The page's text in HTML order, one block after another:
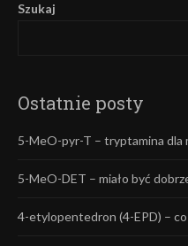
Szukaj
Ostatnie posty
5-MeO-pyr-T – tryptamina dla
5-MeO-DET – miało być
4-etylopentedron (4-EPD) – co